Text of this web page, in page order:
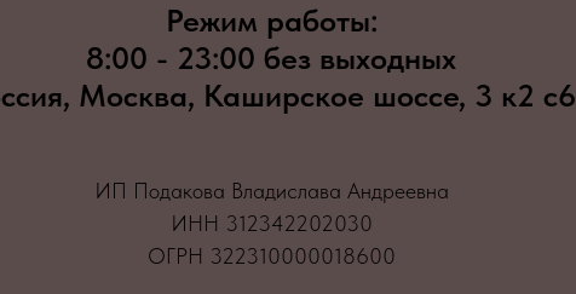
Режим работы:
8:00 - 23:00 без выходных
Москва, Каширское шоссе, 3 к2 с6
ИП Подакова Владислава Андреевна
ИНН 312342202030
ОГРН 322310000018600